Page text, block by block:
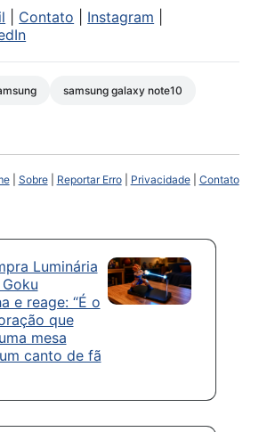
Contato Instagram
samsung galaxy note10
| Sobre| Reportar Erro| Privacidade| Contato
Luminária
e reage: “É o
que
mesa
canto de fã